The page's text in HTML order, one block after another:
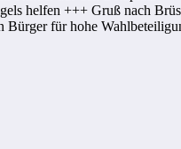
helfen +++ Gruß nach
für hohe